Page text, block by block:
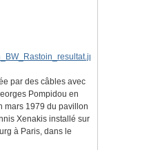
par des câbles avec
Pompidou en
mars 1979 du pavillon
Xenakis installé sur
à Paris, dans le